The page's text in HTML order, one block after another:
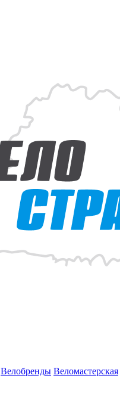
Велобренды Веломастерская